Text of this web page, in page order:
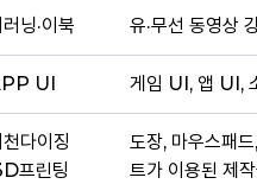
닝·이북 유·무선 동영상
UI 게임 UI, 앱 UI,
천다이징
프린팅
도장, 마우스패
트가 이용된 제